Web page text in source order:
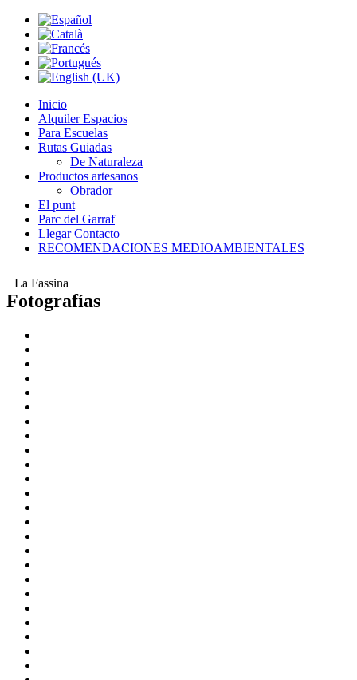
Inicio
Alquiler Espacios
Para Escuelas
Rutas Guiadas
De Naturaleza
Productos artesanos
Obrador
El punt
Parc del Garraf
Llegar Contacto
RECOMENDACIONES MEDIOAMBIENTALES
La Fassina
Fotografías